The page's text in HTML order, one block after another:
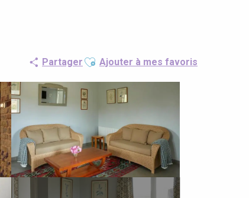
Partager Ajouter aux favoris
Ajouter à mes favoris